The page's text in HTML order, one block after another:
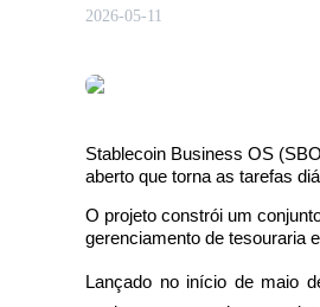
Futuros de USDT
2026-05-11
Stablecoin Business OS
aberto que torna as tarefas
O projeto constrói um
gerenciamento de tesouraria
Lançado no início de maio